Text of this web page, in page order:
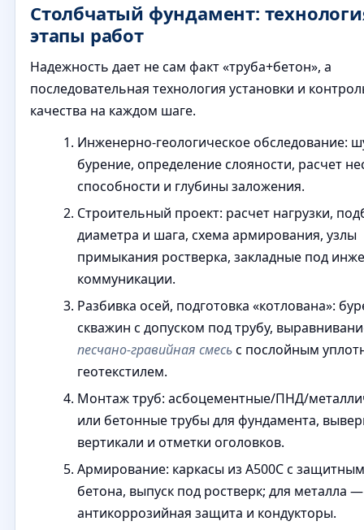
Столбчатый фундамент:
этапы работ
Надежность дает не сам факт «труба+бетон», а
последовательная технология установки и
качества на каждом шаге.
Инженерно-геологическое обследование:
бурение, определение слояности, расчет
способности и глубины заложения.
Строительный проект: расчет нагрузки,
диаметра и шага, схема армирования, узлы
примыкания ростверка, закладные под
коммуникации.
Разбивка осей, подготовка «котлована»:
скважин с допуском под трубу,
песчано-гравийная смесьс послойным
геотекстилем.
Монтаж труб: асбоцементные/ПНД/
или бетонные трубы для фундамента,
вертикали и отметки оголовков.
Армирование: каркасы из A500C с
бетона, выпуск под ростверк; для металла —
антикоррозийная защита и кондукторы.